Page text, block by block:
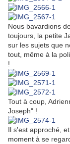
Nous bavardions
toujours, la petite
sur les sujets que
tout, même à la
!
Tout à coup,
Joseph" !
Il s'est approché,
moment à se